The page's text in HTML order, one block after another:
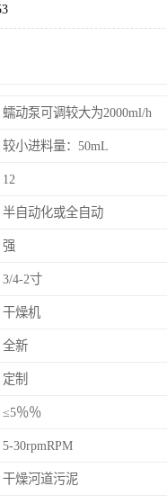
蠕动泵可调较大为2000ml/h
较小进料量：50mL
12
半自动化或全自动
强
3/4-2寸
干燥机
全新
定制
≤5％％
5-30rpmRPM
干燥河道污泥